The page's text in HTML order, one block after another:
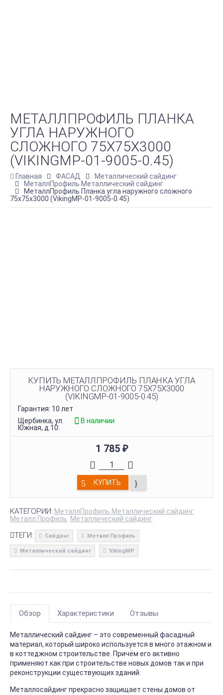
МЕТАЛЛПРОФИЛЬ ПЛАНКА
УГЛА НАРУЖНОГО
СЛОЖНОГО 75Х75Х3000
(VIKINGMP-01-9005-0.45)
Главная ФАСАД
Металлический сайдинг
МеталлПрофиль Металлический сайдинг
МеталлПрофиль Планка угла наружного сложного
75х75х3000 (VikingMP-01-9005-0.45)
КУПИТЬ МЕТАЛЛПРОФИЛЬ ПЛАНКА УГЛА
НАРУЖНОГО СЛОЖНОГО 75Х75Х3000
(VIKINGMP-01-9005-0.45)
Гарантия: 10 лет
Щербинка, ул.
Южная, д.10:
В наличии
1 785 ₽
КУПИТЬ
КАТЕГОРИИ: МеталлПрофиль Металлический сайдинг
Металл Профиль Металлический сайдинг
ТЕГИ: Сайдинг Металл Профиль
Металлический сайдинг VikingMP
Обзор Характеристики Отзывы
Металлический сайдинг – это современный фасадный
материал, который широко используется в много этажном и
в коттеджном строительстве. Причём его активно
применяют как при строительстве новых домов так и при
реконструкции существующих зданий.
Металлосайдинг прекрасно защищает стены домов от